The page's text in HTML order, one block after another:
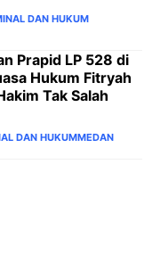
DAN HUKUM
Prapid LP 528 di
Hukum Fitryah
Tak Salah
DAN HUKUMMEDAN